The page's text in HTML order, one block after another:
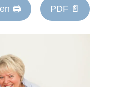
🖨 PDF 📄